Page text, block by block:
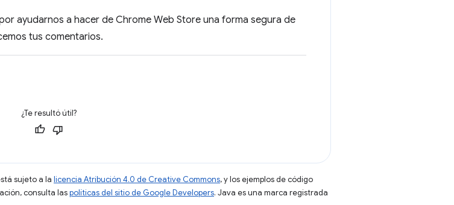
ayudarnos a hacer de Chrome Web Store una forma segura de
tus comentarios.
¿Te resultó útil?
sujeto a la licencia Atribución 4.0 de Creative Commons, y los ejemplos de código
consulta laspolíticas del sitio de Google Developers. Java es una marca registrada